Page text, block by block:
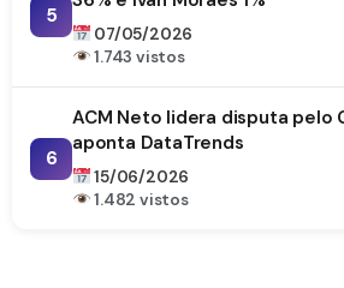
5
07/05/2026
1.743 vistos
6
ACM Neto lidera disputa pelo
aponta DataTrends
15/06/2026
1.482 vistos